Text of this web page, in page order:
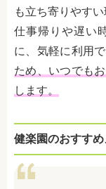
も立ち寄りやす
仕事帰りや遅い
に、気軽に利用
ため、いつでも
します。
健楽園のおすす